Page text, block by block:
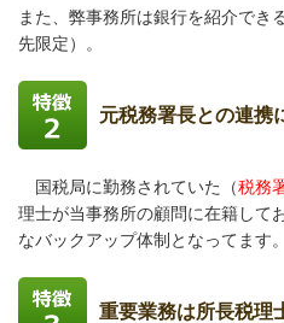
また、弊事務所は銀行を紹介でき
先限定）。
元税務署長との連携
国税局に勤務されていた（税務
理士が当事務所の顧問に在籍してお
なバックアップ体制となってます。
重要業務は所長税理